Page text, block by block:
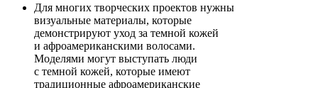
Для многих творческих проектов нужны
визуальные материалы, которые
демонстрируют уход за темной кожей
и афроамериканскими волосами.
Моделями могут выступать люди
с темной кожей, которые имеют
традиционные афроамериканские